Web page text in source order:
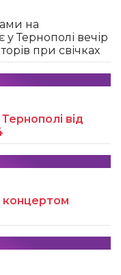
на
у Тернополі вечір
при свічках
від
концертом